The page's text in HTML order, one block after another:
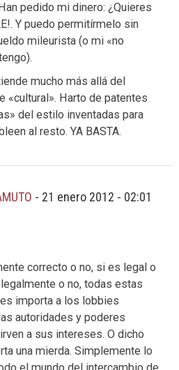
pedido mi dinero: ¿Quieres
Y puedo permitírmelo sin
mileurista (o mi «no
mucho más allá del
«cultural». Harto de patentes
del estilo inventadas para
al resto. YA BASTA.
- 21 enero 2012 - 02:01
correcto o no, si es legal o
o no, todas estas
importa a los lobbies
autoridades y poderes
a sus intereses. O dicho
una mierda. Simplemente lo